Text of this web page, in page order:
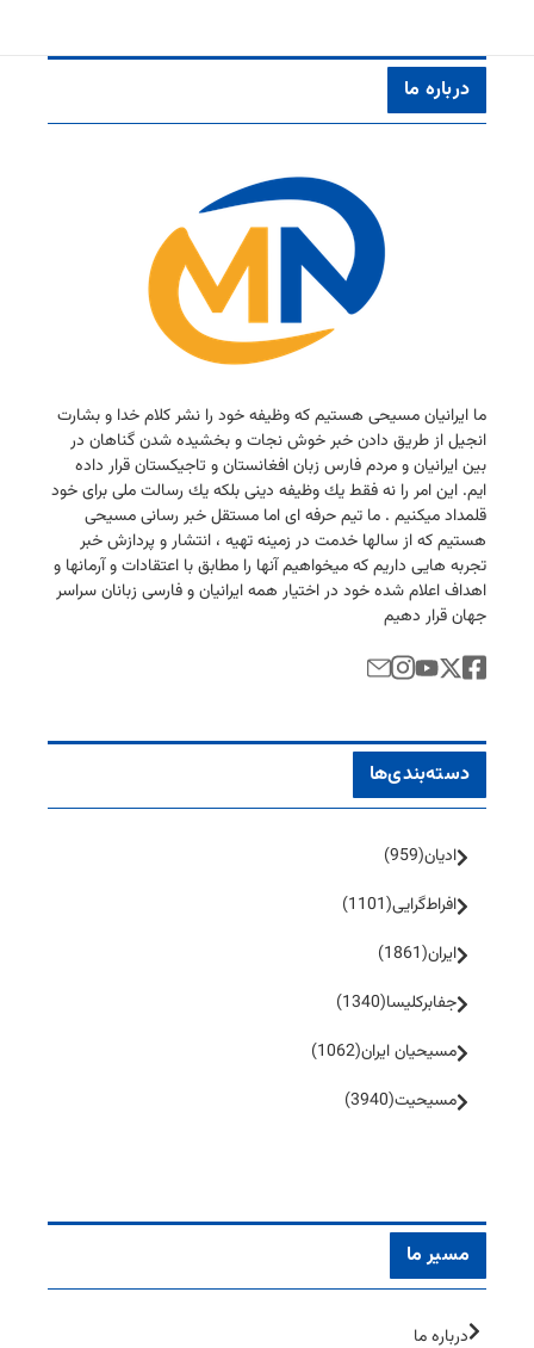
درباره ما
ما ایرانیان مسیحی هستیم كه وظیفه خود را نشر كلام خدا و بشارت
انجیل از طریق دادن خبر خوش نجات و بخشیده شدن گناهان در
بین ایرانیان و مردم فارس زبان افغانستان و تاجیكستان قرار داده
ایم. این امر را نه فقط یك وظیفه دینی بلكه یك رسالت ملی برای خود
قلمداد میكنیم . ما تیم حرفه ای اما مستقل خبر رسانی مسیحی
هستیم كه از سالها خدمت در زمینه تهیه ، انتشار و پردازش خبر
تجربه هایی داریم كه میخواهیم آنها را مطابق با اعتقادات و آرمانها و
اهداف اعلام شده خود در اختیار همه ایرانیان و فارسی زبانان سراسر
جهان قرار دهیم
دسته‌بندی‌ها
ادیان(959)
افراط‌گرایی(1101)
ایران(1861)
جفا‌بر‌کلیسا(1340)
مسیحیان ایران(1062)
مسیحیت(3940)
مسیر ما
درباره ما